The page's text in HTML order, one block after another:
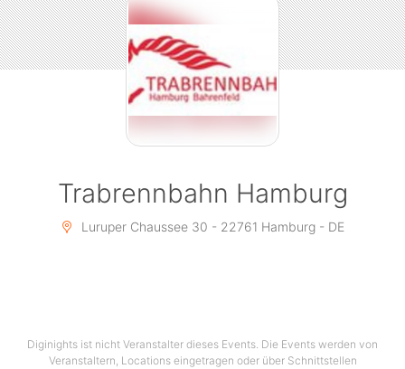
Peter Wackel
Klaus und Klaus
Anna-Maria Zimmermann
Jörg Bausch
Norman Langen
Christin Stark
HONK!
Animation, Moderation & DJ
Christian Schall
Trabrennbahn Hamburg
Luruper Chaussee 30 - 22761 Hamburg - DE
Diginights ist nicht Veranstalter dieses Events. Die Events werden von
Veranstaltern, Locations eingetragen oder über Schnittstellen